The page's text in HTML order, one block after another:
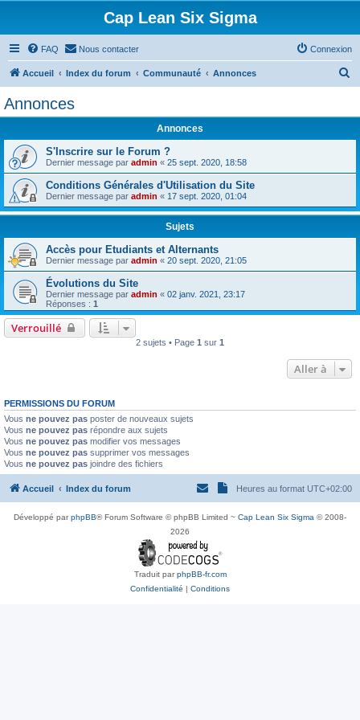
Cap Lean Six Sigma
FAQ Nous contacter Connexion
Accueil Index du forum Communauté Annonces
h
Annonces
Annonces
S'Inscrire sur le Forum ?
Dernier message par admin « 25 sept. 2020, 18:58
Conditions Générales d'Utilisation du Site
Dernier message par admin « 17 sept. 2020, 01:04
Sujets
Accès pour Etudiants et Alternants
Dernier message par admin « 20 sept. 2020, 21:05
Évolutions du Site
Dernier message par admin « 02 janv. 2021, 23:17
Réponses : 1
Verrouillé
2 sujets • Page 1 sur 1
Aller à
PERMISSIONS DU FORUM
Vous ne pouvez pas poster de nouveaux sujets
Vous ne pouvez pas répondre aux sujets
Vous ne pouvez pas modifier vos messages
Vous ne pouvez pas supprimer vos messages
Vous ne pouvez pas joindre des fichiers
Accueil Index du forum Heures au format UTC+02:00
Développé parphpBB® Forum Software © phpBB Limited ~ Cap Lean Six Sigma © 2008-
2026
Traduit parphpBB-fr.com
Confidentialité | Conditions